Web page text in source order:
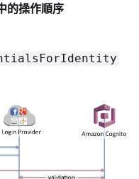
的操作順序